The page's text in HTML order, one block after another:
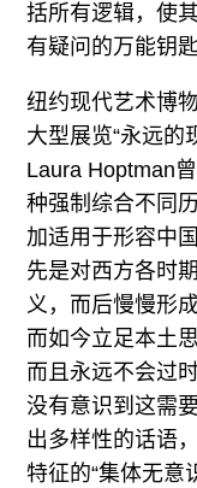
括所有逻辑，使
有疑问的万能钥
纽约现代艺术博
大型展览“永远的
Laura Hoptman
种强制综合不同
加适用于形容中
先是对西方各时
义，而后慢慢形
而如今立足本土
而且永远不会过
没有意识到这需
出多样性的话语
特征的“集体无意